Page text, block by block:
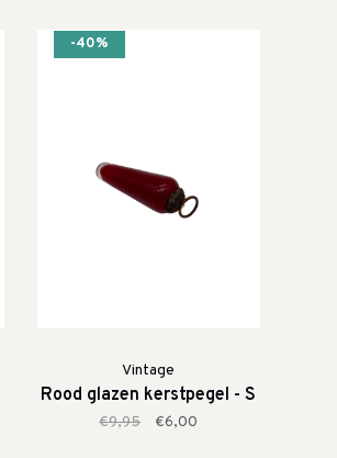
-40%
Vintage
Rood glazen kerstpegel - S
€9,95 €6,00